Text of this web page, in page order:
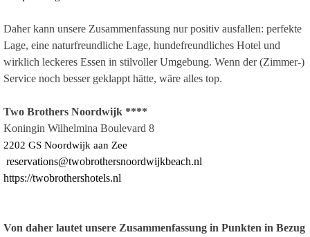
Daher kann unsere Zusammenfassung nur positiv ausfallen: perfekte
Lage, eine naturfreundliche Lage, hundefreundliches Hotel und
wirklich leckeres Essen in stilvoller Umgebung. Wenn der (Zimmer-)
Service noch besser geklappt hätte, wäre alles top.
Two Brothers Noordwijk ****
Koningin Wilhelmina Boulevard 8
2202 GS Noordwijk aan Zee
reservations@twobrothersnoordwijkbeach.nl
https://twobrothershotels.nl
Von daher lautet unsere Zusammenfassung in Punkten in Bezug